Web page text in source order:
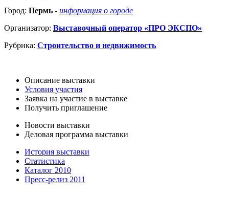
Город: Пермь - информация о городе
Организатор: Выставочный оператор «ПРО ЭКСПО»
Рубрика: Строительство и недвижимость
Описание выставки
Условия участия
Заявка на участие в выставке
Получить приглашение
Новости выставки
Деловая программа выставки
История выставки
Статистика
Каталог 2010
Пресс-релиз 2011